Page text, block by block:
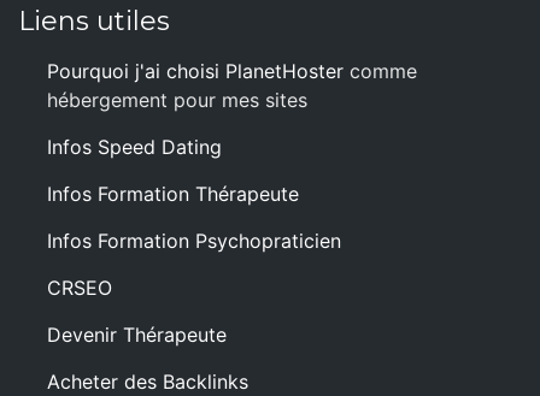
Liens utiles
Pourquoi j'ai choisi PlanetHoster comme
hébergement pour mes sites
Infos Speed Dating
Infos Formation Thérapeute
Infos Formation Psychopraticien
CRSEO
Devenir Thérapeute
Acheter des Backlinks